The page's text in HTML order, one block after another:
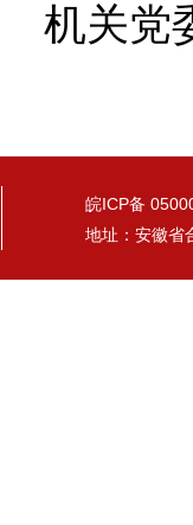
机关党
皖ICP备
地址：安徽省